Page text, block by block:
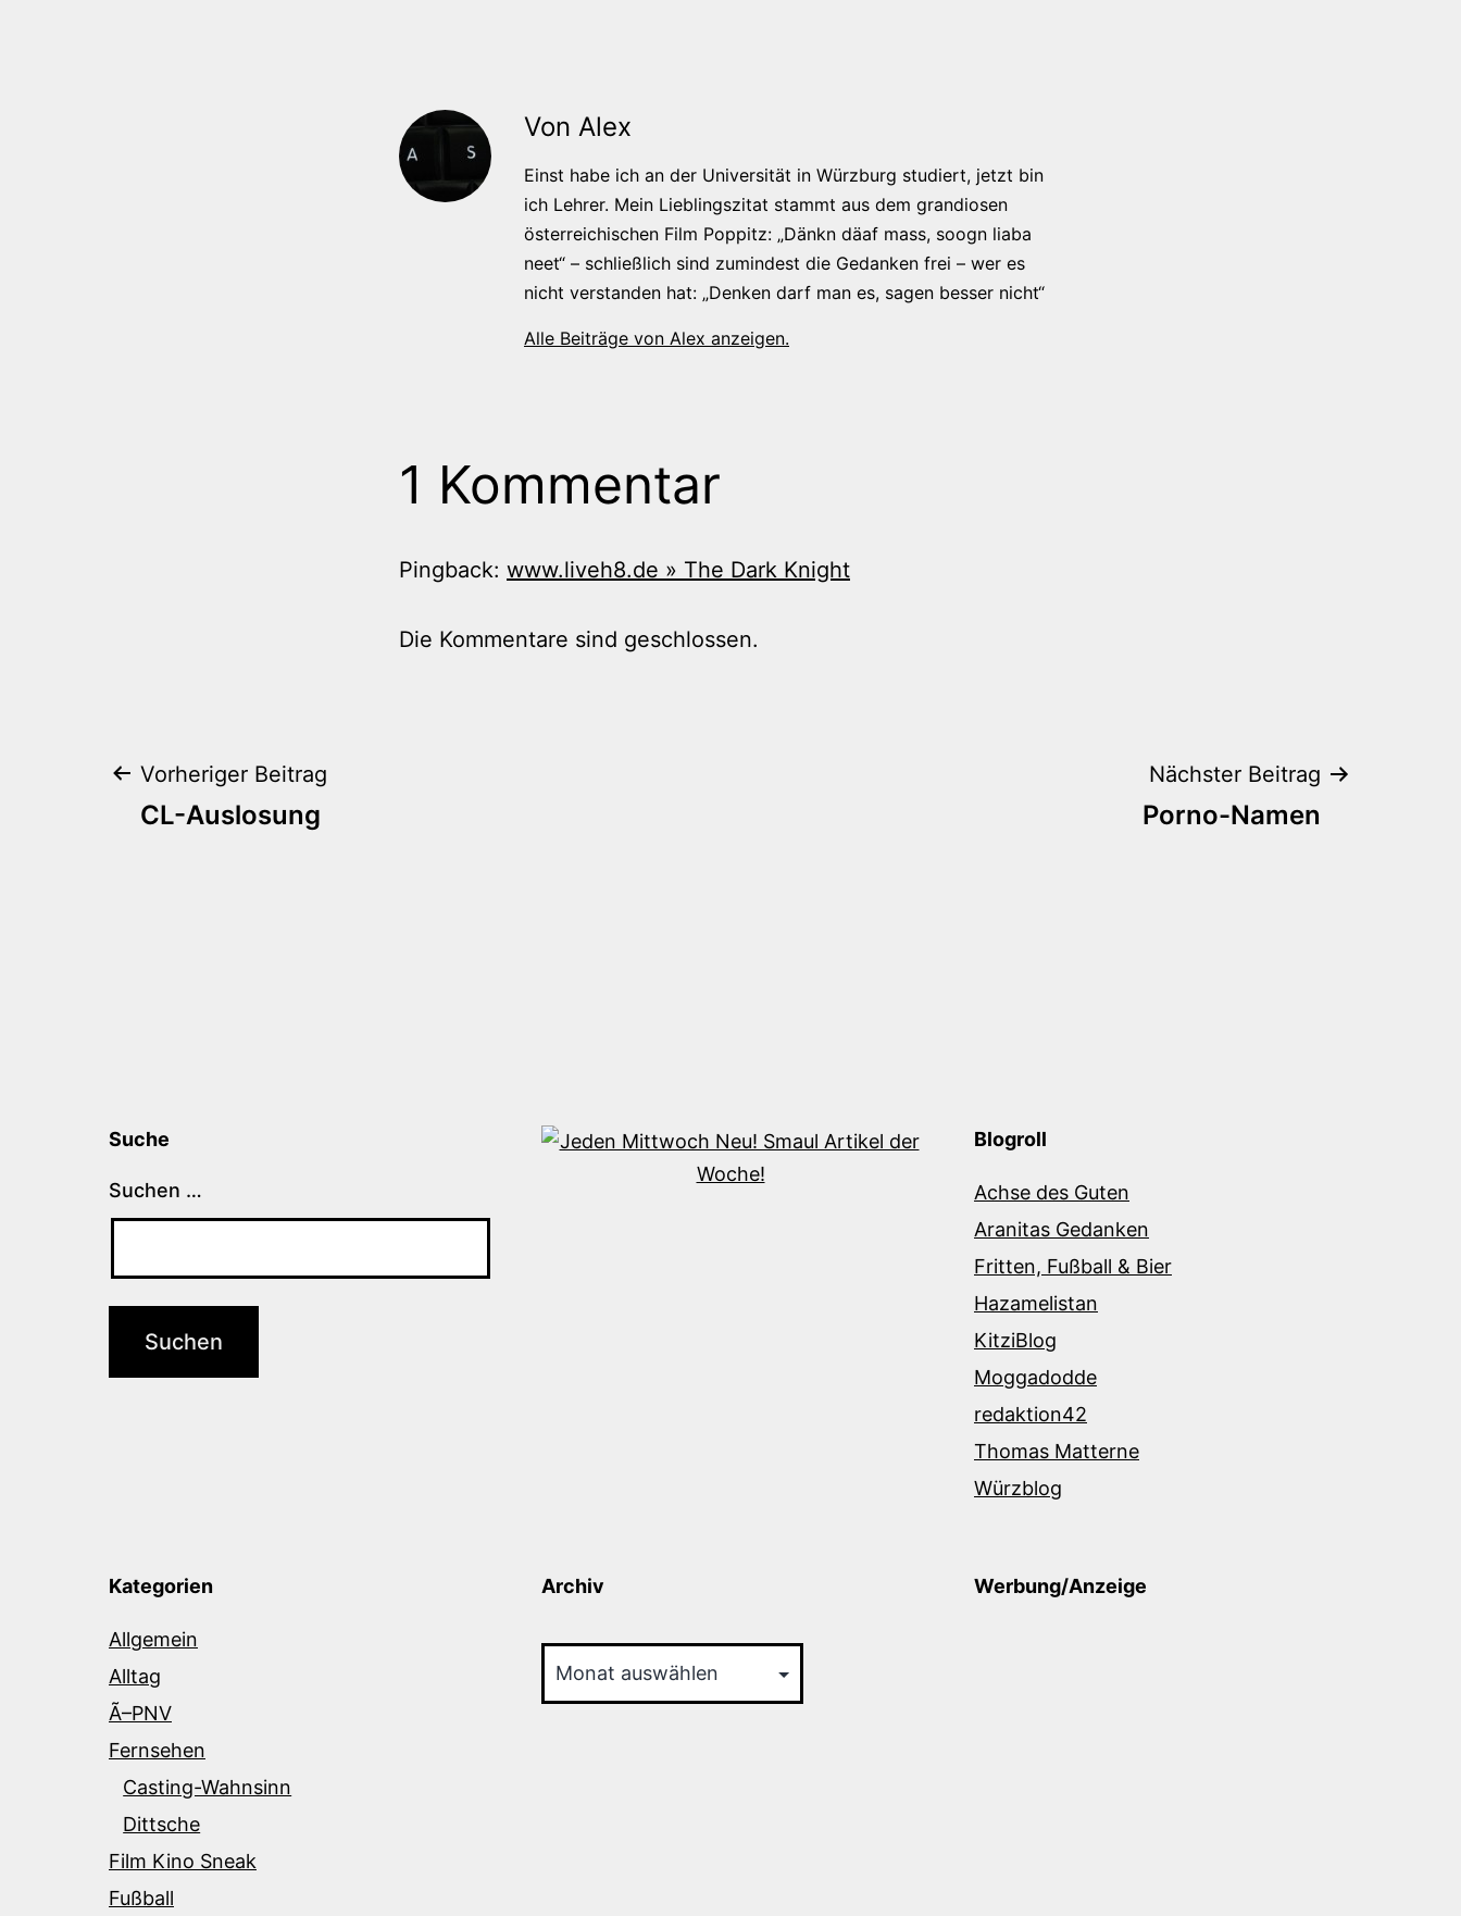
Von Alex
Einst habe ich an der Universität in Würzburg studiert, jetzt bin
ich Lehrer. Mein Lieblingszitat stammt aus dem grandiosen
österreichischen Film Poppitz: „Dänkn däaf mass, soogn liaba
neet“ – schließlich sind zumindest die Gedanken frei – wer es
nicht verstanden hat: „Denken darf man es, sagen besser nicht“
Alle Beiträge von Alex anzeigen.
1 Kommentar
Pingback: www.liveh8.de » The Dark Knight
Die Kommentare sind geschlossen.
Beitragsnavigation
Vorheriger Beitrag
CL-Auslosung
Nächster Beitrag
Porno-Namen
Suche
Suchen …
Blogroll
Achse des Guten
Aranitas Gedanken
Fritten, Fußball & Bier
Hazamelistan
KitziBlog
Moggadodde
redaktion42
Thomas Matterne
Würzblog
Kategorien
Allgemein
Alltag
Ã–PNV
Fernsehen
Casting-Wahnsinn
Dittsche
Film Kino Sneak
Fußball
Archiv Werbung/Anzeige